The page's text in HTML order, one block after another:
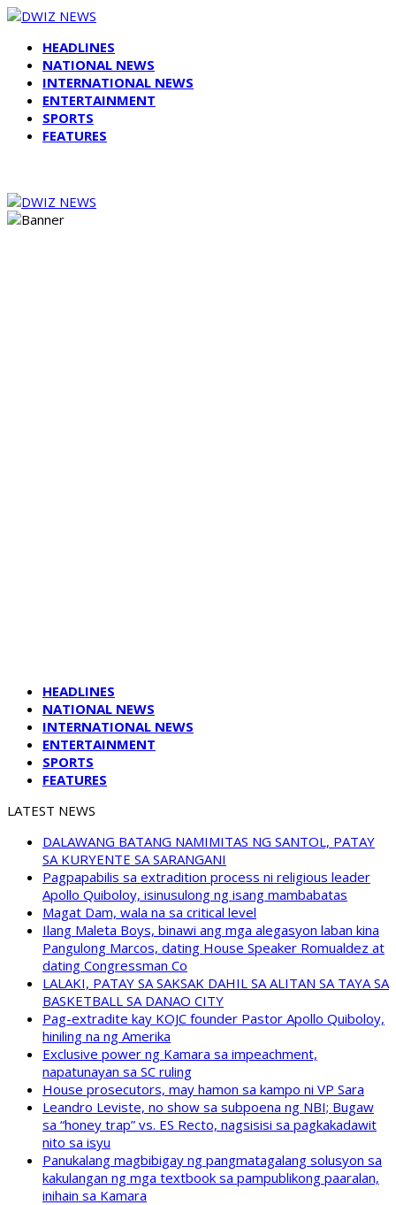
HEADLINES
NATIONAL NEWS
INTERNATIONAL NEWS
ENTERTAINMENT
SPORTS
FEATURES
HEADLINES
NATIONAL NEWS
INTERNATIONAL NEWS
ENTERTAINMENT
SPORTS
FEATURES
LATEST NEWS
DALAWANG BATANG NAMIMITAS NG SANTOL, PATAY
SA KURYENTE SA SARANGANI
Pagpapabilis sa extradition process ni religious leader
Apollo Quiboloy, isinusulong ng isang mambabatas
Magat Dam, wala na sa critical level
Ilang Maleta Boys, binawi ang mga alegasyon laban kina
Pangulong Marcos, dating House Speaker Romualdez at
dating Congressman Co
LALAKI, PATAY SA SAKSAK DAHIL SA ALITAN SA TAYA SA
BASKETBALL SA DANAO CITY
Pag-extradite kay KOJC founder Pastor Apollo Quiboloy,
hiniling na ng Amerika
Exclusive power ng Kamara sa impeachment,
napatunayan sa SC ruling
House prosecutors, may hamon sa kampo ni VP Sara
Leandro Leviste, no show sa subpoena ng NBI; Bugaw
sa “honey trap” vs. ES Recto, nagsisisi sa pagkakadawit
nito sa isyu
Panukalang magbibigay ng pangmatagalang solusyon sa
kakulangan ng mga textbook sa pampublikong paaralan,
inihain sa Kamara